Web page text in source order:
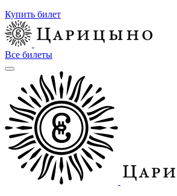
Купить билет
Все билеты